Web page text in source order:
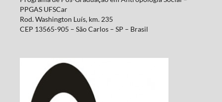
PPGAS UFSCar
Rod. Washington Luís, km. 235
CEP 13565-905 – São Carlos – SP – Brasil